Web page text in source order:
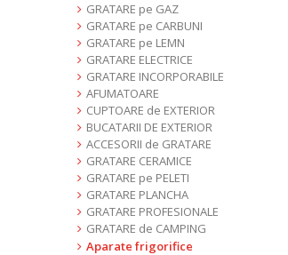
GRATARE pe GAZ
GRATARE pe CARBUNI
GRATARE pe LEMN
GRATARE ELECTRICE
GRATARE INCORPORABILE
AFUMATOARE
CUPTOARE de EXTERIOR
BUCATARII DE EXTERIOR
ACCESORII de GRATARE
GRATARE CERAMICE
GRATARE pe PELETI
GRATARE PLANCHA
GRATARE PROFESIONALE
GRATARE de CAMPING
Aparate frigorifice